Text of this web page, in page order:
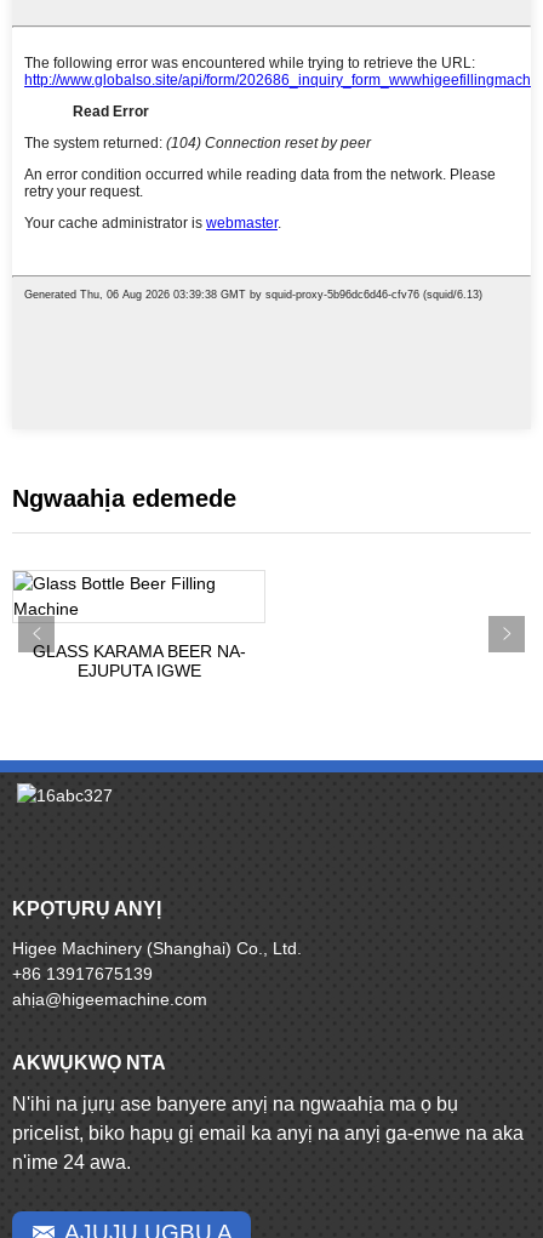
Ngwaahịa edemede
GLASS KARAMA BEER NA-
EJUPUTA IGWE
KPỌTỤRỤ ANYỊ
Higee Machinery (Shanghai) Co., Ltd.
+86 13917675139
ahịa@higeemachine.com
AKWỤKWỌ NTA
N'ihi na jụrụ ase banyere anyị na ngwaahịa ma ọ bụ
pricelist, biko hapụ gị email ka anyị na anyị ga-enwe na aka
n'ime 24 awa.
AJỤJỤ UGBU A